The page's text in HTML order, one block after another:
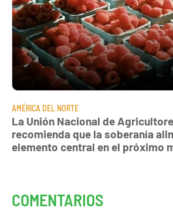
AMÉRICA DEL NORTE
La Unión Nacional de
recomienda que la soberanía
elemento central en el próximo
COMENTARIOS